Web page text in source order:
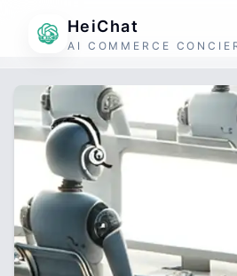
HeiChat
AI COMMERCE